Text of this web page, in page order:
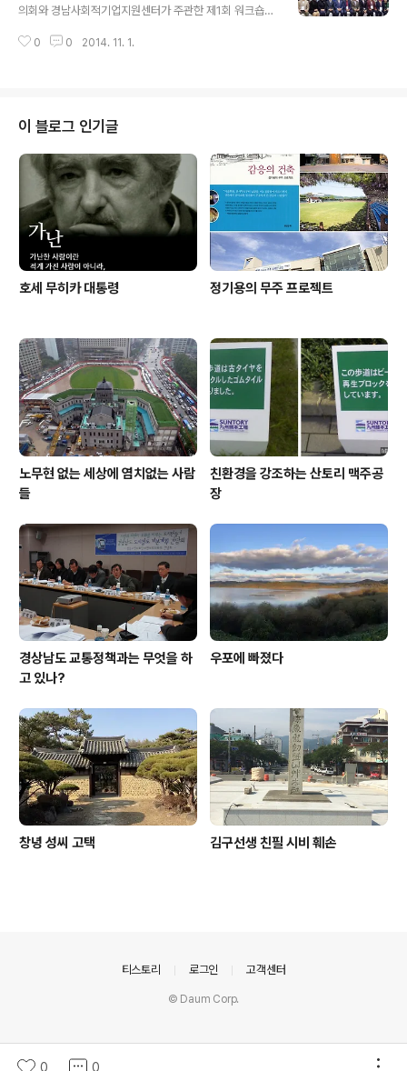
의회와 경남사회적기업지원센터가 주관한 제1회 워크숍
0 0 2014. 11. 1.
이 블로그 인기글
호세 무히카 대통령 정기용의 무주 프로젝트
노무현 없는 세상에 염치없는 사람
들
친환경을 강조하는 산토리 맥주공
장
경상남도 교통정책과는 무엇을 하
고 있나?
우포에 빠졌다
창녕 성씨 고택 김구선생 친필 시비 훼손
0 0
티스토리 로그인 고객센터
© Daum Corp.